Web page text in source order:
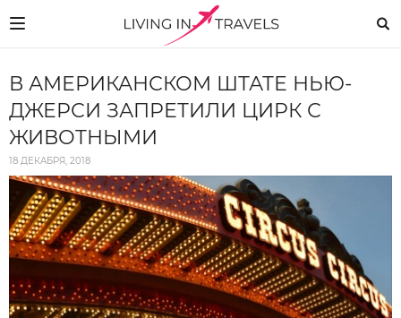
В АМЕРИКАНСКОМ ШТАТЕ НЬЮ-
ДЖЕРСИ ЗАПРЕТИЛИ ЦИРК С
ЖИВОТНЫМИ
18 ДЕКАБРЯ, 2018